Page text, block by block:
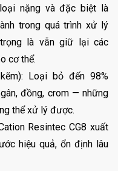
nặng và đặc biệt là
trong quá trình xử lý
là vẫn giữ lại các
cơ thể.
Loại bỏ đến 98%
đồng, crom — những
thể xử lý được.
Resintec CG8 xuất
hiệu quả, ổn định lâu